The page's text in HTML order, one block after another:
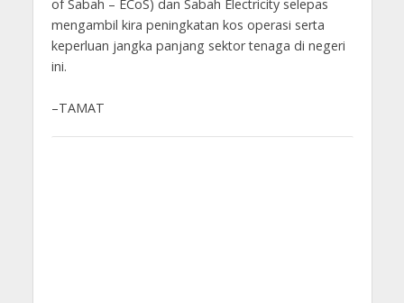
of Sabah – ECoS) dan Sabah Electricity selepas
mengambil kira peningkatan kos operasi serta
keperluan jangka panjang sektor tenaga di negeri
ini.
–TAMAT